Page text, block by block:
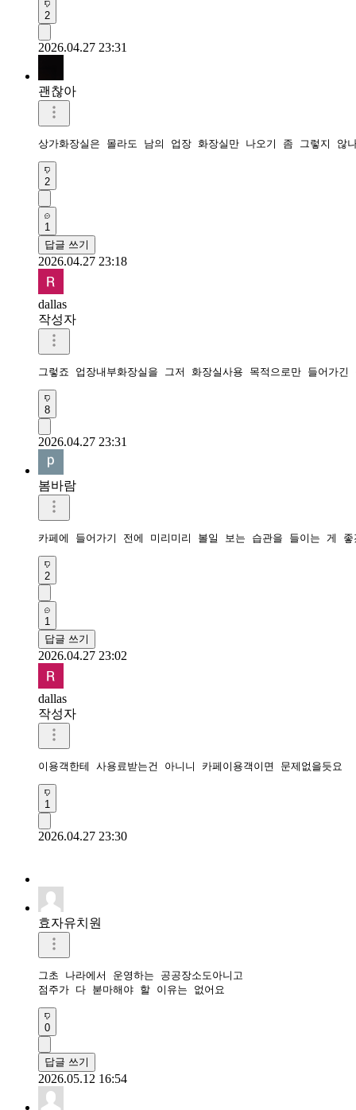
2
2026.04.27 23:31
괜찮아
상가화장실은 몰라도 남의 업장 화장실만 나오기 좀 그렇지 않
2
1
답글 쓰기
2026.04.27 23:18
dallas
작성자
그렇죠 업장내부화장실을 그저 화장실사용 목적으로만 들어가긴
8
2026.04.27 23:31
봄바람
카페에 들어가기 전에 미리미리 볼일 보는 습관을 들이는 게 좋
2
1
답글 쓰기
2026.04.27 23:02
dallas
작성자
이용객한테 사용료받는건 아니니 카페이용객이면 문제없을듯요
1
2026.04.27 23:30
효자유치원
그초 나라에서 운영하는 공공장소도아니고
점주가 다 붇마해야 할 이유는 없어요
0
답글 쓰기
2026.05.12 16:54